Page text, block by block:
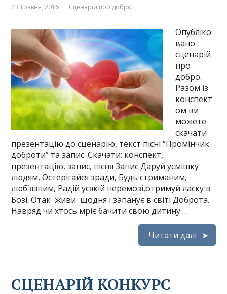
23 Травня, 2016 Сценарій про добро
Опубліко
вано
сценарій
про
добро.
Разом із
конспект
ом ви
можете
скачати
презентацію до сценарію, текст пісні “Промінчик
доброти” та запис. Скачати: конспект,
презентацію, запис, пісня Запис Даруй усмішку
людям, Остерігайся зради, Будь стриманим,
люб`язним, Радій усякій перемозі,отримуй ласку в
Бозі. Отак живи щодня і запанує в світі Доброта.
Навряд чи хтось мріє бачити свою дитину …
Читати далі
СЦЕНАРІЙ КОНКУРС